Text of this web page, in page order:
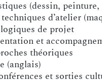
(dessin,
d’atelier
de projet
et
théoriques
(anglais)
et sorties